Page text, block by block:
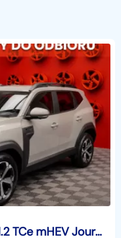
Dacia Duster I Journey 1.2 TCe mHEV Journey 1.2 TCe mHEV 140KM / Pakiet Parking, Zimowy